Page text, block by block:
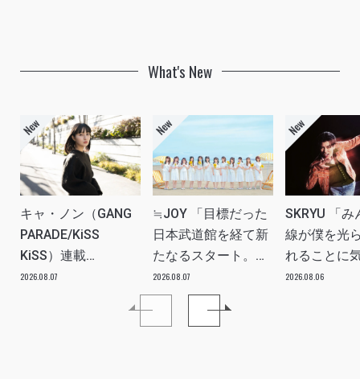
What's New
キャ・ノン（GANG
PARADE/KiSS
KiSS）連載
vol.113「読者からの
質問”のんちゃんはラ
2026.08.07
≒JOY 「目標だった
日本武道館を経て新
たなるスタート。
≒JOYにしかない魅
力を磨いていきた
2026.08.07
SKRYU 「み
線が僕を光
れることに
た」
2026.08.06